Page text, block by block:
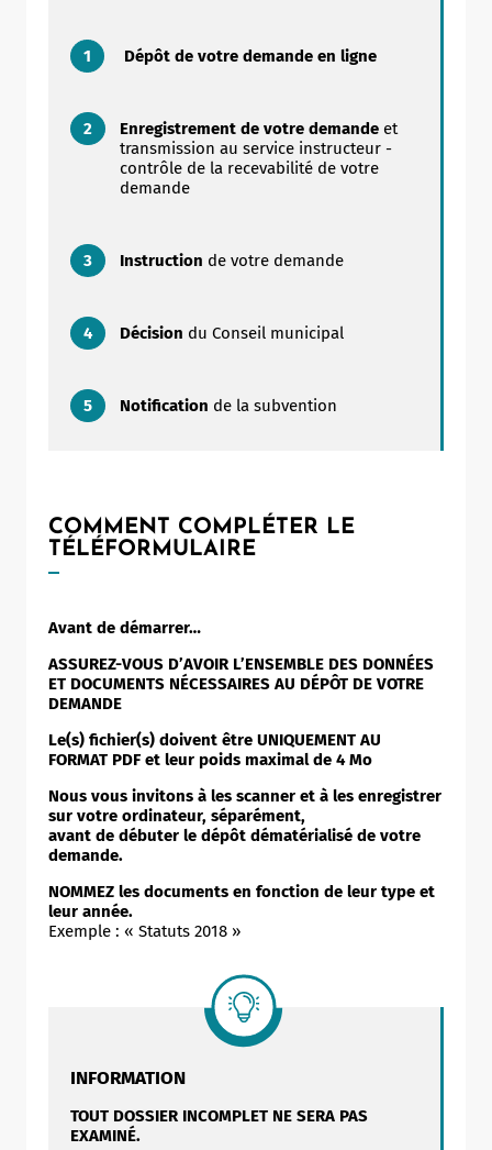
Dépôt de votre demande en ligne
Enregistrement de votre demande et
transmission au service instructeur -
contrôle de la recevabilité de votre
demande
Instruction de votre demande
Décision du Conseil municipal
Notification de la subvention
COMMENT COMPLÉTER LE
TÉLÉFORMULAIRE
Avant de démarrer…
ASSUREZ-VOUS D’AVOIR L’ENSEMBLE DES DONNÉES
ET DOCUMENTS NÉCESSAIRES AU DÉPÔT DE VOTRE
DEMANDE
Le(s) fichier(s) doivent être UNIQUEMENT AU
FORMAT PDF et leur poids maximal de 4 Mo
Nous vous invitons à les scanner et à les enregistrer
sur votre ordinateur, séparément,
avant de débuter le dépôt dématérialisé de votre
demande.
NOMMEZ les documents en fonction de leur type et
leur année.
Exemple : « Statuts 2018 »
INFORMATION
TOUT DOSSIER INCOMPLET NE SERA PAS
EXAMINÉ.